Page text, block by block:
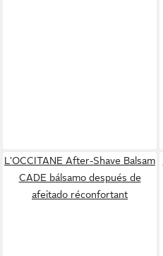
L'OCCITANE After-Shave Balsam
CADE bálsamo después de
afeitado réconfortant